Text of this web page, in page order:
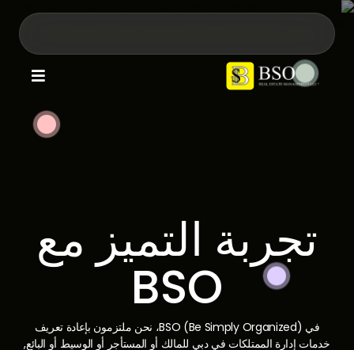

تجربة التميز مع
BSO
في BSO (Be Simply Organized)، نحن ملتزمون بإعادة تعريف
خدمات إدارة الممتلكات في دبي للمالك أو المستأجر أو الوسيط أو البائع,